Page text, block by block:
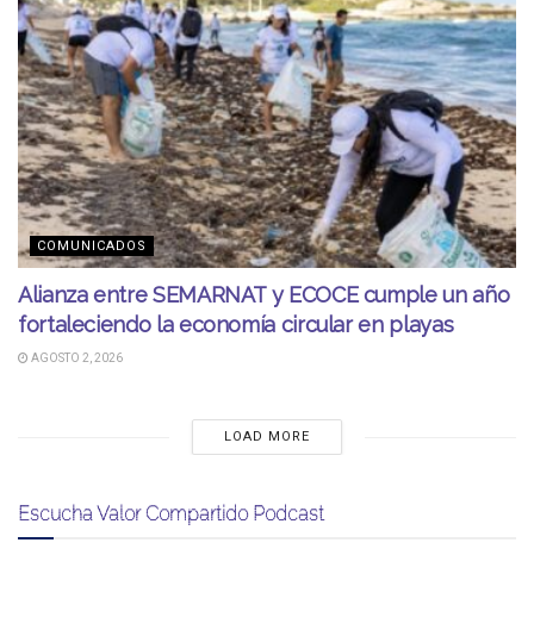
COMUNICADOS
Alianza entre SEMARNAT y ECOCE cumple un año
fortaleciendo la economía circular en playas
AGOSTO 2, 2026
LOAD MORE
Escucha Valor Compartido Podcast